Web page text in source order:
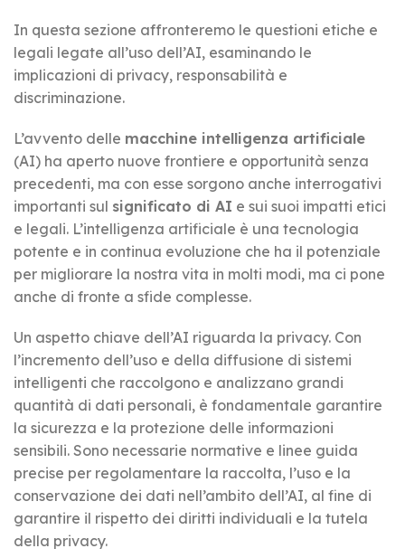
In questa sezione affronteremo le questioni etiche e
legali legate all’uso dell’AI, esaminando le
implicazioni di privacy, responsabilità e
discriminazione.
L’avvento delle macchine intelligenza artificiale
(AI) ha aperto nuove frontiere e opportunità senza
precedenti, ma con esse sorgono anche interrogativi
importanti sul significato di AI e sui suoi impatti etici
e legali. L’intelligenza artificiale è una tecnologia
potente e in continua evoluzione che ha il potenziale
per migliorare la nostra vita in molti modi, ma ci pone
anche di fronte a sfide complesse.
Un aspetto chiave dell’AI riguarda la privacy. Con
l’incremento dell’uso e della diffusione di sistemi
intelligenti che raccolgono e analizzano grandi
quantità di dati personali, è fondamentale garantire
la sicurezza e la protezione delle informazioni
sensibili. Sono necessarie normative e linee guida
precise per regolamentare la raccolta, l’uso e la
conservazione dei dati nell’ambito dell’AI, al fine di
garantire il rispetto dei diritti individuali e la tutela
della privacy.